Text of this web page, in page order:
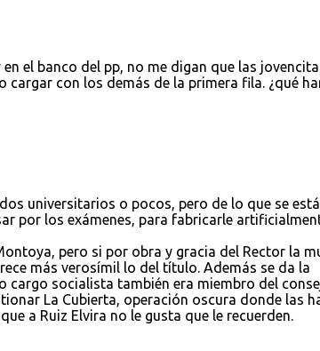
el banco del pp, no me digan que las
con los demás de la primera fila. ¿qué
universitarios o pocos, pero de lo que se está
por los exámenes, para fabricarle
pero si por obra y gracia del Rector la
más verosímil lo del título. Además se da la
cargo socialista también era miembro del
La Cubierta, operación oscura donde las
a Ruiz Elvira no le gusta que le recuerden.